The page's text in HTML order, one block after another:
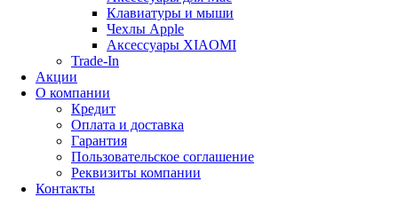
Клавиатуры и мыши
Чехлы Apple
Аксессуары XIAOMI
Trade-In
Акции
О компании
Кредит
Оплата и доставка
Гарантия
Пользовательское соглашение
Реквизиты компании
Контакты